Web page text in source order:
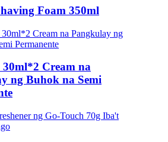
Foam 350ml
30ml*2 Cream na
ng Buhok na Semi